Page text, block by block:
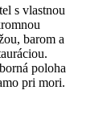
s vlastnou
barom a
poloha
pri mori.